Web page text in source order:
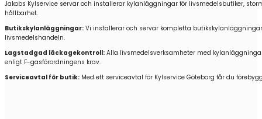
Jakobs Kylservice servar och installerar kylanläggningar för livsmedelsbutiker,
hållbarhet.
Butikskylanläggningar: Vi installerar och servar kompletta
livsmedelshandeln.
Lagstadgad läckagekontroll: Alla livsmedelsverksamheter med
enligt F-gasförordningens krav.
Serviceavtal för butik: Med ett serviceavtal för Kylservice Göteborg får du